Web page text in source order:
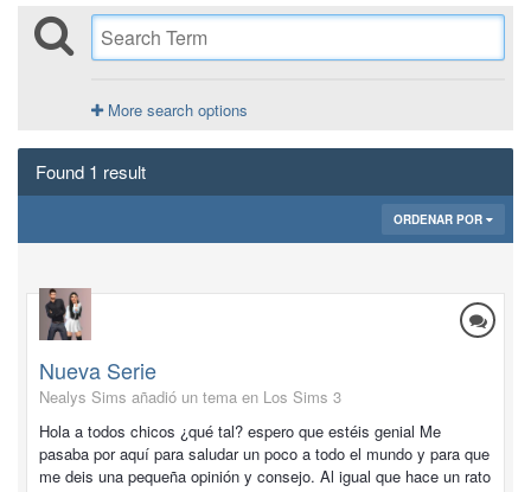
More search options
Found 1 result
ORDENAR POR
Nueva Serie
Nealys Sims añadió un tema en Los Sims 3
Hola a todos chicos ¿qué tal? espero que estéis genial Me
pasaba por aquí para saludar un poco a todo el mundo y para que
me deis una pequeña opinión y consejo. Al igual que hace un rato